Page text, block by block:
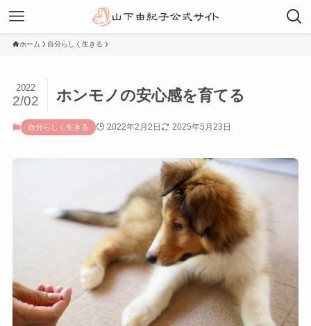
ホーム 自分らしく生きる
ホンモノの安心感を育てる
2022
2/02
自分らしく生きる 2022年2月2日 2025年5月23日